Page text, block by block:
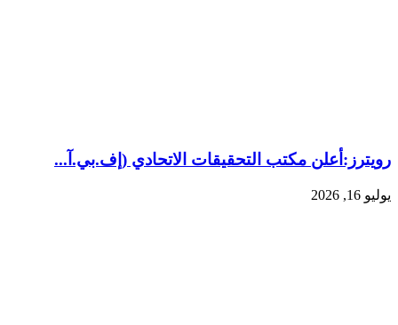
رويترز:‏أعلن مكتب التحقيقات الاتحادي (إف.بي.آ...
يوليو 16, 2026